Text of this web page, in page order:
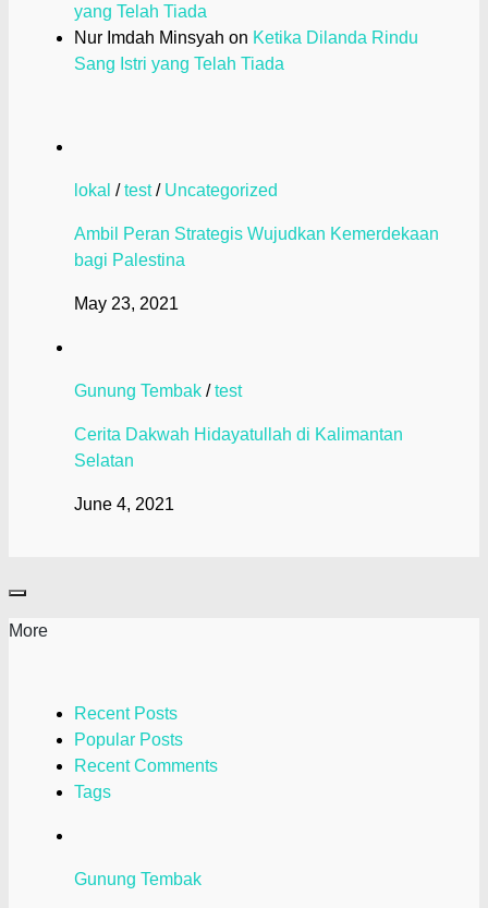
yang Telah Tiada
Nur Imdah Minsyah on Ketika Dilanda Rindu
Sang Istri yang Telah Tiada
lokal /test/ Uncategorized
Ambil Peran Strategis Wujudkan Kemerdekaan
bagi Palestina
May 23, 2021
Gunung Tembak /test
Cerita Dakwah Hidayatullah di Kalimantan
Selatan
June 4, 2021
More
Recent Posts
Popular Posts
Recent Comments
Tags
Gunung Tembak